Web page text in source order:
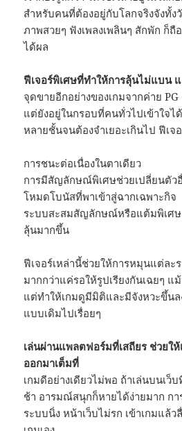
สำหรับคนที่ต้องอยู่กับโลกจริงจังทั้ง
ภาพสวยๆ ฟังเพลงเพลินๆ สักพัก ก็ถื
ได้ผล
ฟีเจอร์พิเศษที่ทำให้การลุ้นไม่แบน
จุดขายอีกอย่างของเกมจากค่าย
แต่ยังอยู่ในกรอบที่คนทั่วไปเข้าใจ
หลายชั้นจนต้องจำเยอะเกินไป ฟีเจ
การชนะต่อเนื่องในตาเดียว
การมีสัญลักษณ์พิเศษช่วยเปลี่ยนตัว
โหมดโบนัสที่พาเข้าสู่ฉากเฉพาะกิจ
ระบบสะสมสัญลักษณ์หรือแต้มพิเศ
ลุ้นมากขึ้น
ฟีเจอร์เหล่านี้ช่วยให้การหมุนแต่ละ
มากกว่าแค่รอให้รูปเรียงกันเฉยๆ แ
แต่ทำให้เกมดูมีมิติและมีจังหวะขึ้น
แบบเดิมไปเรื่อยๆ
เล่นผ่านแพลตฟอร์มที่เสถียร ช่วยใ
ออกมาเต็มที่
เกมดีอย่างเดียวไม่พอ ถ้าเล่นบนเว็
ช้า อารมณ์สนุกก็หายได้ง่ายมาก ก
ระบบนิ่ง หน้าเว็บไม่รก เข้าเกมแล้